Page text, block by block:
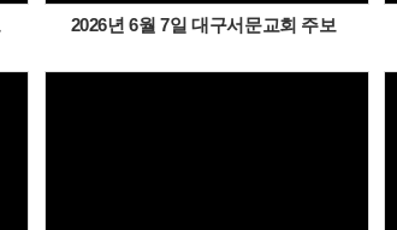
2026년 6월 7일 대구서문교회 주보